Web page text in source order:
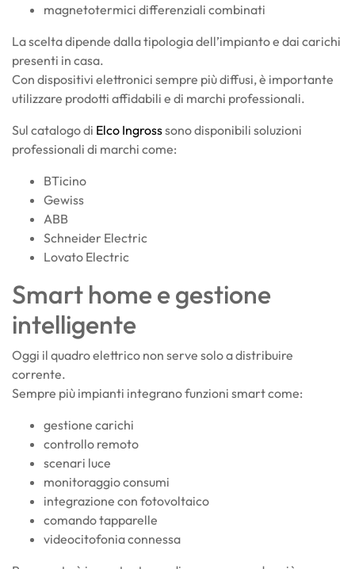
magnetotermici differenziali combinati
La scelta dipende dalla tipologia dell’impianto e dai carichi
presenti in casa.
Con dispositivi elettronici sempre più diffusi, è importante
utilizzare prodotti affidabili e di marchi professionali.
Sul catalogo di Elco Ingrosssono disponibili soluzioni
professionali di marchi come:
BTicino
Gewiss
ABB
Schneider Electric
Lovato Electric
Smart home e gestione
intelligente
Oggi il quadro elettrico non serve solo a distribuire
corrente.
Sempre più impianti integrano funzioni smart come:
gestione carichi
controllo remoto
scenari luce
monitoraggio consumi
integrazione con fotovoltaico
comando tapparelle
videocitofonia connessa